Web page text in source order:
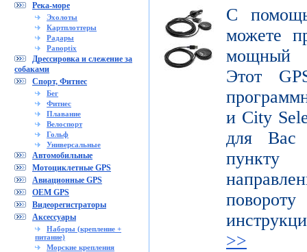
Река-море
Эхолоты
Картплоттеры
Радары
Panoptix
Дрессировка и слежение за
собаками
Спорт, Фитнес
Бег
Фитнес
Плавание
Велоспорт
Гольф
Универсальные
Автомобильные
Мотоциклетные GPS
Авиационные GPS
OEM GPS
Видеорегистраторы
Аксессуары
Наборы (крепление +
питание)
Морские крепления
С
можете
мощный
Этот
и City
для Вас
пункту
>>